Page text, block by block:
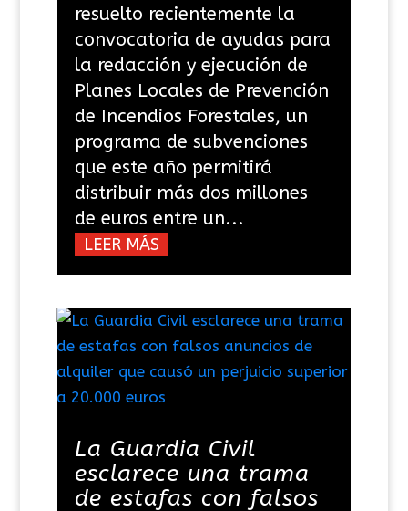
resuelto recientemente la
convocatoria de ayudas para
la redacción y ejecución de
Planes Locales de Prevención
de Incendios Forestales, un
programa de subvenciones
que este año permitirá
distribuir más dos millones
de euros entre un...
LEER MÁS
La Guardia Civil
esclarece una trama
de estafas con falsos